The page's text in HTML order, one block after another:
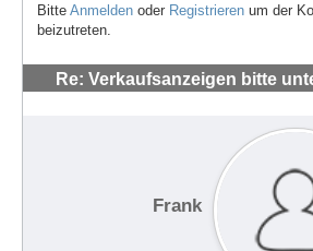
Bitte Anmelden oder Registrieren um der
beizutreten.
Re: Verkaufsanzeigen bitte
Frank